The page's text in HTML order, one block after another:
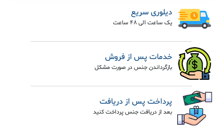
دیلوری سریع
یک ساعت الی 48 ساعت
خدمات پس از فروش
بازگرداندن جنس در صورت مشکل
پرداخت پس از دریافت
بعد از دریافت جنس پرداخت کنید